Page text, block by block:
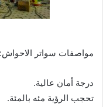
مواصفات سواتر
درجة أمان عالية.
تحجب الرؤية مئه بالمئة.